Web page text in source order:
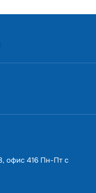
RFI4C400N99,
качественный
позиция
что позволяет
вопросы.
офис 416 Пн-Пт с